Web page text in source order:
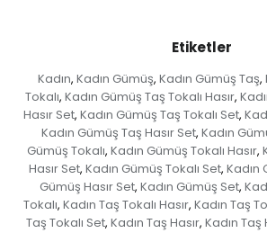
Etiketler
Kadın, Kadın Gümüş, Kadın Gümüş Taş,
Tokalı, Kadın Gümüş Taş Tokalı Hasır,
Hasır Set, Kadın Gümüş Taş Tokalı Set,
Kadın Gümüş Taş Hasır Set, Kadın
Gümüş Tokalı, Kadın Gümüş Tokalı Hasır,
Hasır Set, Kadın Gümüş Tokalı Set, Kadın
Gümüş Hasır Set, Kadın Gümüş Set,
Tokalı, Kadın Taş Tokalı Hasır, Kadın Taş
Taş Tokalı Set, Kadın Taş Hasır, Kadın Taş